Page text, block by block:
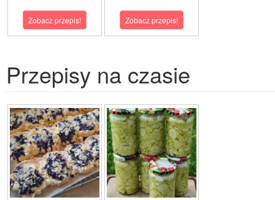
Zobacz przepis! Zobacz przepis!
Przepisy na czasie